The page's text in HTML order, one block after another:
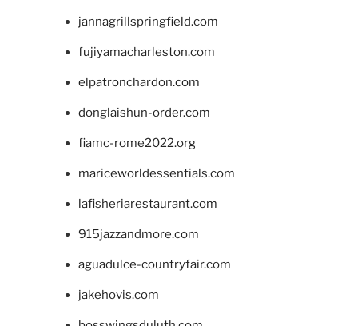
jannagrillspringfield.com
fujiyamacharleston.com
elpatronchardon.com
donglaishun-order.com
fiamc-rome2022.org
mariceworldessentials.com
lafisheriarestaurant.com
915jazzandmore.com
aguadulce-countryfair.com
jakehovis.com